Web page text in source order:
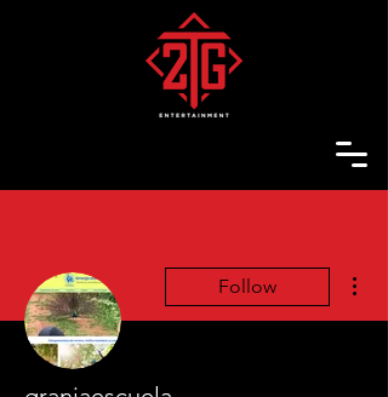
Follow